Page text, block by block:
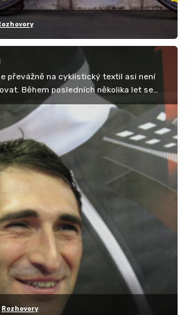
převážně na cyklistický textil asi není
Během posledních několika let se
Rozhovory